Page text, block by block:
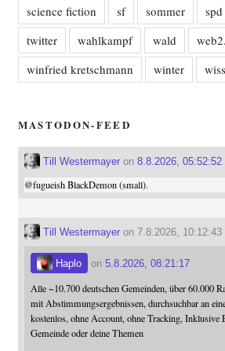
science fiction
sf sommer spd
twitter
wahlkampf wald
winfried kretschmann
winter
MASTODON-FEED
Till Westermayeron 8.8.2026, 05:52:52
@fugueishBlackDemon (small).
Till Westermayeron 7.8.2026, 10:12:43
Haplo on 5.8.2026, 08:21:17
Alle ~10.700 deutschen Gemeinden, über 60.000
mit Abstimmungsergebnissen, durchsuchbar an
kostenlos, ohne Account, ohne Tracking,
Gemeinde oder deine Themen